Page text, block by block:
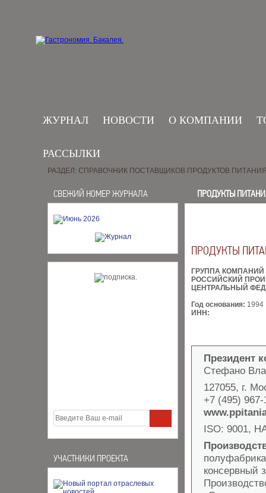
ЖУРНАЛ НОВОСТИ О КОМПАНИИ
РАССЫЛКИ
СВЕЖИЙ НОМЕР ЖУРНАЛА
УЧАСТНИКИ ПРОЕКТА
РАЗДЕЛ: СПРАВОЧНИК ПОСТАВЩИКОВ ПРОДУКТОВ
ПРОДУКТЫ
ПРОДУКТЫ
ГРУППА КОМПАНИЙ
РОССИЙСКИЙ
ЦЕНТРАЛЬНЫЙ
Год основания: 1994
ИНН:
Президент
Стефано
127055, г.
+7 (495)
ISO: 9001,
консервный